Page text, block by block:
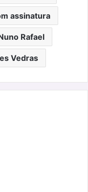
assinatura
Rafael
Vedras